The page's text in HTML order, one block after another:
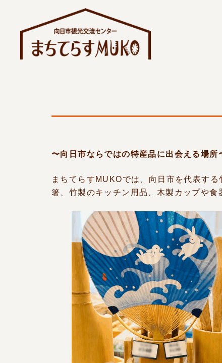
〜向日市ならではの特産品に出会える場所
まちてらすMUKOでは、向日市を代表す
箸、竹製のキッチン用品、木製カップや